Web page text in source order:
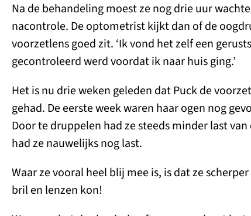
Na de behandeling moest ze nog drie uur
nacontrole. De optometrist kijkt dan of de
voorzetlens goed zit. ‘Ik vond het zelf een
gecontroleerd werd voordat ik naar huis ging.’
Het is nu drie weken geleden dat Puck de
gehad. De eerste week waren haar ogen nog
Door te druppelen had ze steeds minder last
had ze nauwelijks nog last.
Waar ze vooral heel blij mee is, is dat ze
bril en lenzen kon!